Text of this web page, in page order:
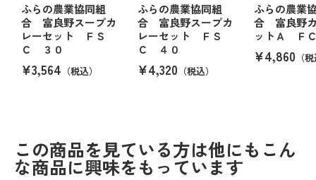
ふらの農業協同組
合 富良野スープカ
レーセット ＦＳ
Ｃ ３０
¥3,564 （税込）
ふらの農業協同組
合 富良野スープカ
レーセット ＦＳ
Ｃ ４０
¥4,320 （税込）
ふらの農業
合 富良野
ットＡ Ｆ
¥4,860 （
この商品を見ている方は他にもこん
な商品に興味をもっています